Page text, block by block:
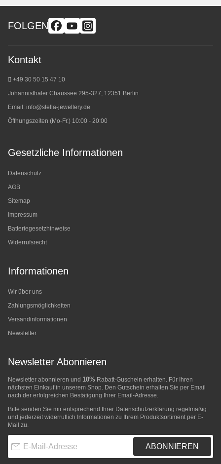
FOLGEN
Kontakt
+49 30 50 15 47 10
Johannisthaler Chaussee 295-327, 12351 Berlin
Email: info@stella-jewellery.de
Öffnungszeiten (Mo-Fr.) 10:00 - 20:00
Gesetzliche Informationen
Datenschutz
AGB
Sitemap
Impressum
Batteriegesetzhinweise
Widerrufsrecht
Informationen
Wir über uns
Zahlungsmöglichkeiten
Versandinformationen
Newsletter
Newsletter Abonnieren
Newsletter abonnieren und 10% Rabatt-Guschein erhalten. Für Ihren
nächsten Einkauf in unserem Shop. Den Gutschein erhalten Sie per Email
nach der erfolgreichen Bestätigung Ihrer Email-Adresse.
Bitte senden Sie mir entsprechend Ihrer Datenschutzerklärung regelmäßig
und jederzeit widerruflich Informationen zu Ihrem Produktsortiment per E-
Mail zu.
ABONNIEREN